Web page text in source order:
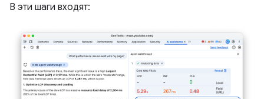
В эти шаги входят: